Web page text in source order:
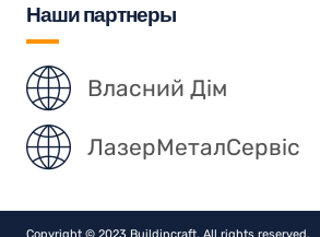
Наши партнеры
Власний Дім
ЛазерМеталСервіс